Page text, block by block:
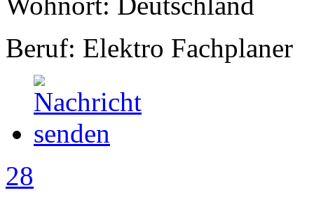
Beruf: Elektro Fachplaner
28